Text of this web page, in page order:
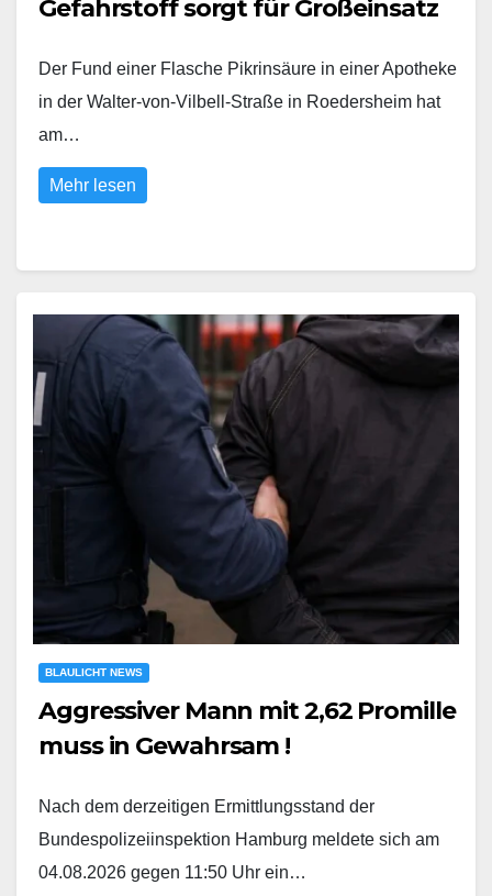
Gefahrstoff sorgt für Großeinsatz
Der Fund einer Flasche Pikrinsäure in einer Apotheke
in der Walter-von-Vilbell-Straße in Roedersheim hat
am…
Mehr lesen
BLAULICHT NEWS
Aggressiver Mann mit 2,62 Promille
muss in Gewahrsam !
Nach dem derzeitigen Ermittlungsstand der
Bundespolizeiinspektion Hamburg meldete sich am
04.08.2026 gegen 11:50 Uhr ein…